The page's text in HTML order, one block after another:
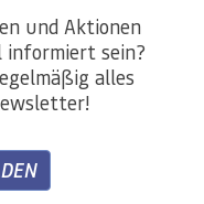
und Aktionen
informiert sein?
alles